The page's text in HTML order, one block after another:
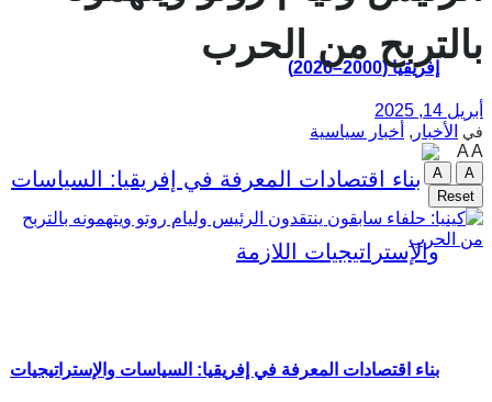
إفريقيا (2000–2026)
بناء اقتصادات المعرفة في إفريقيا: السياسات والإستراتيجيات
بالتربح من الحرب
أبريل 14, 2025
في الأخبار , أخبار سياسية
AA
A
A
Reset